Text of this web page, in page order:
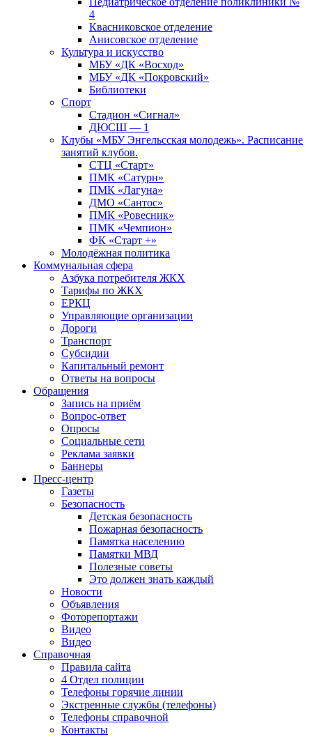
4
Квасниковское отделение
Анисовское отделение
Культура и искусство
МБУ «ДК «Восход»
МБУ «ДК «Покровский»
Библиотеки
Спорт
Стадион «Сигнал»
ДЮСШ — 1
Клубы «МБУ Энгельсская молодежь». Расписание
занятий клубов.
СТЦ «Старт»
ПМК «Сатурн»
ПМК «Лагуна»
ДМО «Сантос»
ПМК «Ровесник»
ПМК «Чемпион»
ФК «Старт +»
Молодёжная политика
Коммунальная сфера
Азбука потребителя ЖКХ
Тарифы по ЖКХ
ЕРКЦ
Управляющие организации
Дороги
Транспорт
Субсидии
Капитальный ремонт
Ответы на вопросы
Обращения
Запись на приём
Вопрос-ответ
Опросы
Социальные сети
Реклама заявки
Баннеры
Пресс-центр
Газеты
Безопасность
Детская безопасность
Пожарная безопасность
Памятка населению
Памятки МВД
Полезные советы
Это должен знать каждый
Новости
Объявления
Фоторепортажи
Видео
Видео
Справочная
Правила сайта
4 Отдел полиции
Телефоны горячие линии
Экстренные службы (телефоны)
Телефоны справочной
Контакты